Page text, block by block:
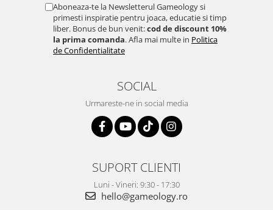
Aboneaza-te la Newsletterul Gameology si
primesti inspiratie pentru joaca, educatie si timp
liber. Bonus de bun venit:cod de discount 10%
la prima comanda. Afla mai multe in Politica
de Confidentialitate
SOCIAL
Urmareste-ne in social media
SUPORT CLIENTI
Luni - Vineri: 9:30 - 17:30
hello@gameology.ro